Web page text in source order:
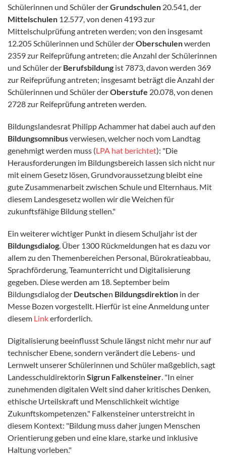
Schülerinnen und Schüler derGrundschulen 20.541, der
Mittelschulen 12.577, von denen 4193 zur
Mittelschulprüfung antreten werden; von den insgesamt
12.205 Schülerinnen und Schüler derOberschulenwerden
2359 zur Reifeprüfung antreten; die Anzahl der Schülerinnen
und Schüler der Berufsbildung ist 7873, davon werden 369
zur Reifeprüfung antreten; insgesamt beträgt die Anzahl der
Schülerinnen und Schüler derOberstufe 20.078, von denen
2728 zur Reifeprüfung antreten werden.
Bildungslandesrat Philipp Achammer hat dabei auch auf den
Bildungsomnibusverwiesen, welcher noch vom Landtag
genehmigt werden muss (LPA hat berichtet): "Die
Herausforderungen im Bildungsbereich lassen sich nicht nur
mit einem Gesetz lösen, Grundvoraussetzung bleibt eine
gute Zusammenarbeit zwischen Schule und Elternhaus. Mit
diesem Landesgesetzwollen wir die Weichen für
zukunftsfähige Bildung stellen."
Ein weiterer wichtiger Punkt in diesem Schuljahr ist der
Bildungsdialog . Über 1300 Rückmeldungen hat es dazu vor
allem zu den Themenbereichen Personal, Bürokratieabbau,
Sprachförderung, Teamunterricht und Digitalisierung
gegeben. Diese werden am 18. September beim
Bildungsdialog der Deutschen Bildungsdirektion in der
Messe Bozen vorgestellt. Hierfür ist eine Anmeldung unter
diesem Linkerforderlich.
Digitalisierung beeinflusst Schule längst nicht mehr nur auf
technischer Ebene, sondern verändert die Lebens- und
Lernwelt unserer Schülerinnen und Schüler maßgeblich, sagt
Landesschuldirektorin Sigrun Falkensteiner . "In einer
zunehmenden digitalen Welt sind daher kritisches Denken,
ethische Urteilskraft und Menschlichkeit wichtige
Zukunftskompetenzen." Falkensteiner unterstreicht in
diesem Kontext: "Bildung muss daher jungen Menschen
Orientierung geben und eine klare, starke und inklusive
Haltung vorleben."